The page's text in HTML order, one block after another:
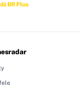
BR Plus